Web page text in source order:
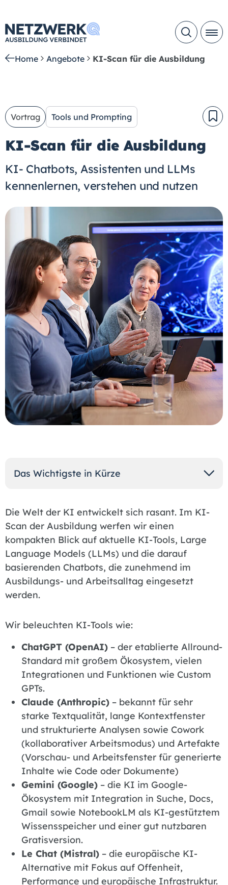
Home Angebote KI-Scan für die Ausbildung
Vortrag Tools und Prompting
KI-Scan für die Ausbildung
KI- Chatbots, Assistenten und LLMs
kennenlernen, verstehen und nutzen
Das Wichtigste in Kürze
Die Welt der KI entwickelt sich rasant. Im KI-
Scan der Ausbildung werfen wir einen
kompakten Blick auf aktuelle KI-Tools, Large
Language Models (LLMs) und die darauf
basierenden Chatbots, die zunehmend im
Ausbildungs- und Arbeitsalltag eingesetzt
werden.
Wir beleuchten KI-Tools wie:
ChatGPT (OpenAI) – der etablierte Allround-
Standard mit großem Ökosystem, vielen
Integrationen und Funktionen wie Custom
GPTs.
Claude (Anthropic) – bekannt für sehr
starke Textqualität, lange Kontextfenster
und strukturierte Analysen sowie Cowork
(kollaborativer Arbeitsmodus) und Artefakte
(Vorschau- und Arbeitsfenster für generierte
Inhalte wie Code oder Dokumente)
Gemini (Google) – die KI im Google-
Ökosystem mit Integration in Suche, Docs,
Gmail sowie NotebookLM als KI-gestütztem
Wissensspeicher und einer gut nutzbaren
Gratisversion.
Le Chat (Mistral) – die europäische KI-
Alternative mit Fokus auf Offenheit,
Performance und europäische Infrastruktur.